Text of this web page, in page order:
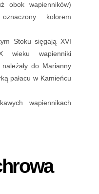
obok wapienników)
kolorem
Stoku sięgają XVI
wieku wapienniki
do Marianny
pałacu w Kamieńcu
wapiennikach